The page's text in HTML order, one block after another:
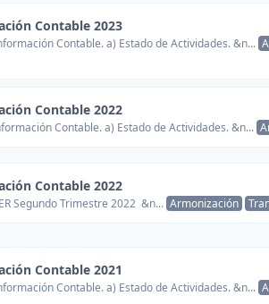
Contable 2023
Contable. a) Estado de Actividades. &n...
Contable 2022
Contable. a) Estado de Actividades. &n...
Contable 2022
Segundo Trimestre 2022 &n... Armonización
Contable 2021
Contable. a) Estado de Actividades. &n...